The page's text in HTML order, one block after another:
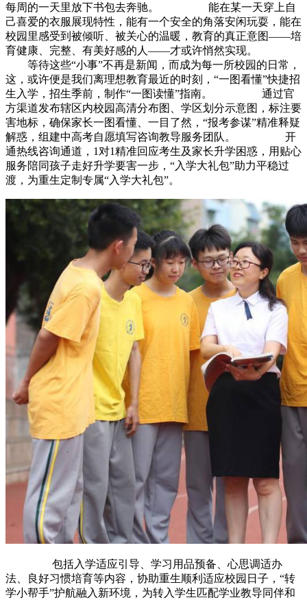
每周的一天里放下书包去奔驰。 能在某一天穿上自
己喜爱的衣服展现特性，能有一个安全的角落安闲玩耍，能在
校园里感受到被倾听、被关心的温暖，教育的真正意图——培
育健康、完整、有美好感的人——才或许悄然实现。
等待这些“小事”不再是新闻，而成为每一所校园的日常，
这，或许便是我们离理想教育最近的时刻，“一图看懂”快捷招
生入学，招生季前，制作“一图读懂”指南。 通过官
方渠道发布辖区内校园高清分布图、学区划分示意图，标注要
害地标，确保家长一图看懂、一目了然，“报考参谋”精准释疑
解惑，组建中高考自愿填写咨询教导服务团队。 开
通热线咨询通道，1对1精准回应考生及家长升学困惑，用贴心
服务陪同孩子走好升学要害一步，“入学大礼包”助力平稳过
渡，为重生定制专属“入学大礼包”。
包括入学适应引导、学习用品预备、心思调适办
法、良好习惯培育等内容，协助重生顺利适应校园日子，“转
学小帮手”护航融入新环境，为转入学生匹配学业教导同伴和